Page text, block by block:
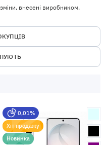
внесені виробником.
0,01%
Хіт продажу
Новинка